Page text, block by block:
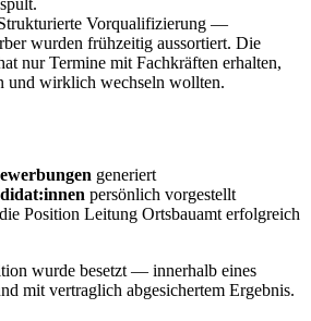
Vorqualifizierung —
wurden frühzeitig aussortiert. Die
nur Termine mit Fachkräften erhalten,
und wirklich wechseln wollten.
generiert
persönlich vorgestellt
Position Leitung Ortsbauamt erfolgreich
wurde besetzt — innerhalb eines
mit vertraglich abgesichertem Ergebnis.